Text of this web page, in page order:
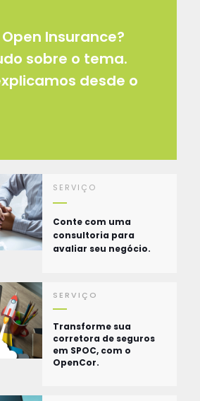
Insurance?
sobre o tema.
desde o
SERVIÇO
Conte com uma
consultoria para
avaliar seu negócio.
SERVIÇO
Transforme sua
corretora de seguros
em SPOC, com o
OpenCor.